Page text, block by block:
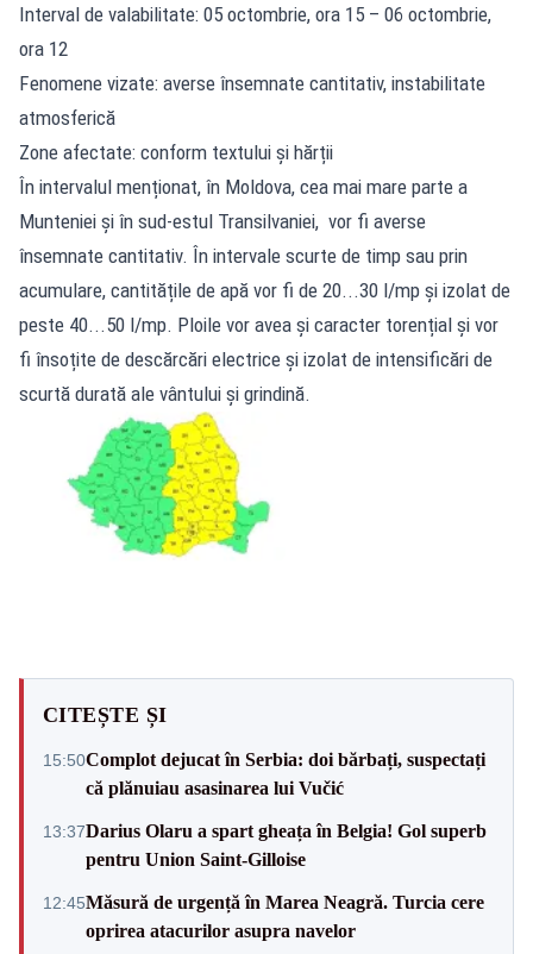
Interval de valabilitate: 05 octombrie, ora 15 – 06 octombrie,
ora 12
Fenomene vizate: averse însemnate cantitativ, instabilitate
atmosferică
Zone afectate: conform textului și hărții
În intervalul menționat, în Moldova, cea mai mare parte a
Munteniei și în sud-estul Transilvaniei, vor fi averse
însemnate cantitativ. În intervale scurte de timp sau prin
acumulare, cantitățile de apă vor fi de 20...30 l/mp și izolat de
peste 40...50 l/mp. Ploile vor avea și caracter torențial și vor
fi însoțite de descărcări electrice și izolat de intensificări de
scurtă durată ale vântului și grindină.
CITEȘTE ȘI
15:50Complot dejucat în Serbia: doi bărbați, suspectați
că plănuiau asasinarea lui Vučić
13:37Darius Olaru a spart gheața în Belgia! Gol superb
pentru Union Saint-Gilloise
12:45Măsură de urgență în Marea Neagră. Turcia cere
oprirea atacurilor asupra navelor